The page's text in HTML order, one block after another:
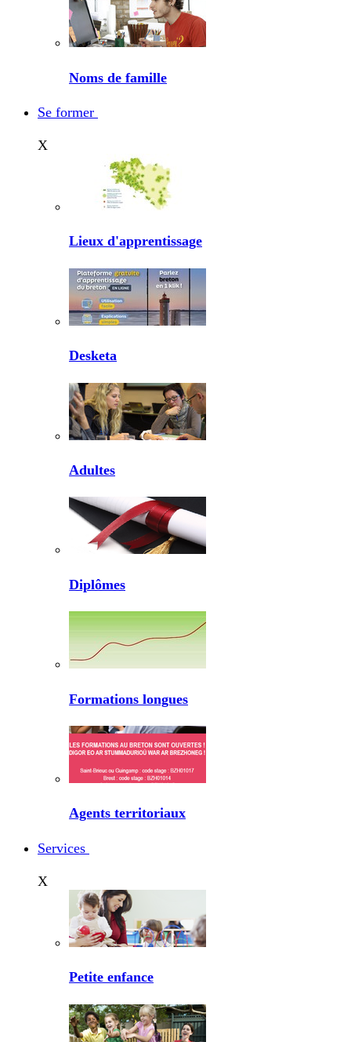
Noms de famille
Se former
X
Lieux d'apprentissage
Desketa
Adultes
Diplômes
Formations longues
Agents territoriaux
Services
X
Petite enfance